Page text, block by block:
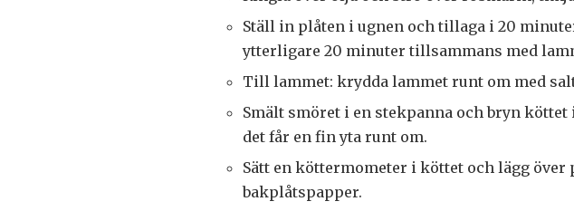
Ställ in plåten i ugnen och tillaga i 20
ytterligare 20 minuter tillsammans med
Till lammet: krydda lammet runt om med
Smält smöret i en stekpanna och bryn köttet
det får en fin yta runt om.
Sätt en köttermometer i köttet och lägg över
bakplåtspapper.